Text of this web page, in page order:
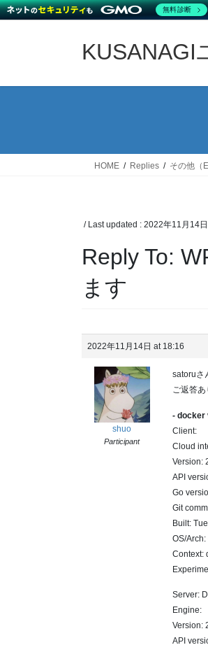
KUSANAGI
HOME Replies その他（
/ Last updated : 2022年11月14日
Reply To:
ます
2022年11月14日 at 18:16
shuo
Participant
satoruさ
ご返答あ
- docker
Client:
Cloud
Version:
API
Go
Git
Built:
OS/
Context:
Server:
Engine:
Version:
API
無料診断